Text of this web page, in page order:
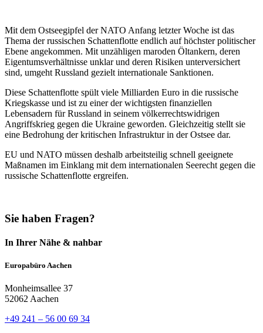
Mit dem Ostseegipfel der NATO Anfang letzter Woche ist das
Thema der russischen Schattenflotte endlich auf höchster politischer
Ebene angekommen. Mit unzähligen maroden Öltankern, deren
Eigentumsverhältnisse unklar und deren Risiken unterversichert
sind, umgeht Russland gezielt internationale Sanktionen.
Diese Schattenflotte spült viele Milliarden Euro in die russische
Kriegskasse und ist zu einer der wichtigsten finanziellen
Lebensadern für Russland in seinem völkerrechtswidrigen
Angriffskrieg gegen die Ukraine geworden. Gleichzeitig stellt sie
eine Bedrohung der kritischen Infrastruktur in der Ostsee dar.
EU und NATO müssen deshalb arbeitsteilig schnell geeignete
Maßnamen im Einklang mit dem internationalen Seerecht gegen die
russische Schattenflotte ergreifen.
Sie haben Fragen?
In Ihrer Nähe & nahbar
Europabüro Aachen
Monheimsallee 37
52062 Aachen
+49 241 – 56 00 69 34